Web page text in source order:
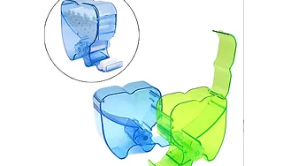
Befestigungsschraube ist im
Lieferumfang enthalten!